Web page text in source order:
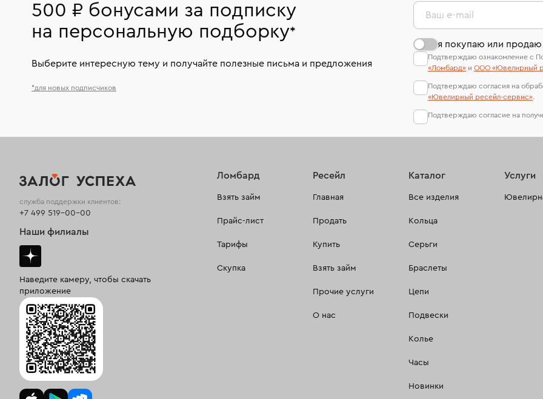
500 ₽ бонусами за подписку
на персональную подборку*
Выберите интересную тему и получайте полезные письма и предложения
*для новых подписчиков
Ваш e-mail
я покупаю или
Подтверждаю ознакомление с
«Ломбард» и ООО «Ювелирный
Подтверждаю согласия на
«Ювелирный ресейл-сервиc».
Подтверждаю согласие на
Ломбард
Взять займ
Прайс-лист
Тарифы
Скупка
Ресейл
Главная
Продать
Купить
Взять займ
Прочие услуги
О нас
Каталог
Все изделия
Кольца
Серьги
Браслеты
Цепи
Подвески
Колье
Часы
Новинки
Услуги
служба поддержки клиентов:
+7 499 519-00-00
Наши филиалы
Наведите камеру, чтобы скачать
приложение